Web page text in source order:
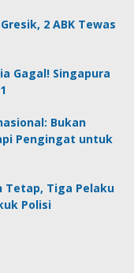
2 ABK Tewas
Gagal! Singapura
Bukan
Pengingat untuk
Tetap, Tiga Pelaku
Polisi